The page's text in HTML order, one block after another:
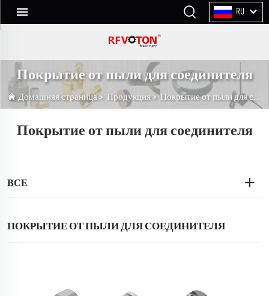
RU
Покрытие от пыли для соединителя
Домашняя страница> Продукция>Покрытие от пыли для соединителя
Покрытие от пыли для соединителя
ВСЕ
ПОКРЫТИЕ ОТ ПЫЛИ ДЛЯ СОЕДИНИТЕЛЯ